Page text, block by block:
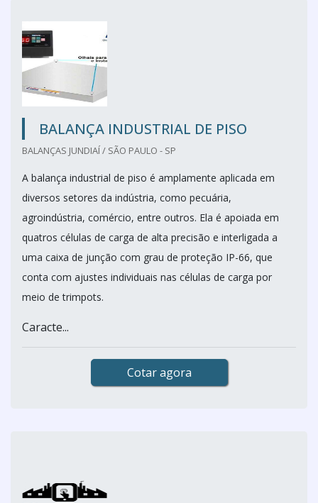
BALANÇA INDUSTRIAL DE PISO
BALANÇAS JUNDIAÍ / SÃO PAULO - SP
A balança industrial de piso é amplamente aplicada em
diversos setores da indústria, como pecuária,
agroindústria, comércio, entre outros. Ela é apoiada em
quatros células de carga de alta precisão e interligada a
uma caixa de junção com grau de proteção IP-66, que
conta com ajustes individuais nas células de carga por
meio de trimpots.
Caracte...
Cotar agora